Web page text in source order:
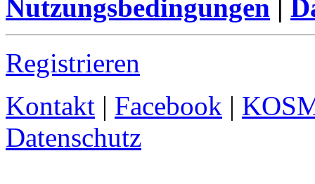
Nutzungsbedingungen |
Registrieren
Kontakt | Facebook |
Datenschutz